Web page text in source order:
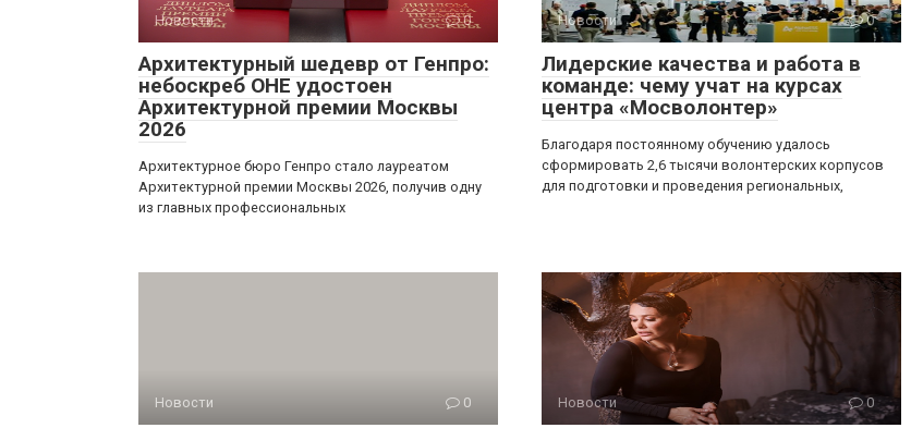
Новости 0
Архитектурный шедевр от Генпро:
небоскреб ОНЕ удостоен
Архитектурной премии Москвы
2026
Архитектурное бюро Генпро стало лауреатом
Архитектурной премии Москвы 2026, получив одну
из главных профессиональных
Новости 0
Лидерские качества и работа в
команде: чему учат на курсах
центра «Мосволонтер»
Благодаря постоянному обучению удалось
сформировать 2,6 тысячи волонтерских корпусов
для подготовки и проведения региональных,
Новости 0 Новости 0